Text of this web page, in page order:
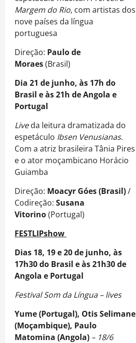
Margem do Rio, com artistas dos
nove países da língua
portuguesa
Direção: Paulo de
Moraes(Brasil)
Dia 21 de junho, às 17h do
Brasil e às 21h de Angola e
Portugal
Liveda leitura dramatizada do
espetáculo Ibsen Venusianas.
Com a atriz brasileira Tânia Pires
e o ator moçambicano Horácio
Guiamba
Direção: Moacyr Góes (Brasil)/
Codireção: Susana
Vitorino(Portugal)
FESTLIPshow
Dias 18, 19 e 20 de junho, às
17h30 do Brasil e às 21h30 de
Angola e Portugal
Festival Som da Língua – lives
Yume (Portugal), Otis Selimane
(Moçambique), Paulo
Matomina (Angola) – 18/6